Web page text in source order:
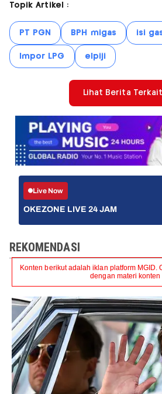
Topik Artikel :
PT PGN BPH migas isi
Impor LPG elpiji
Lihat Berita Terkait
Live Now
OKEZONE LIVE 24 JAM